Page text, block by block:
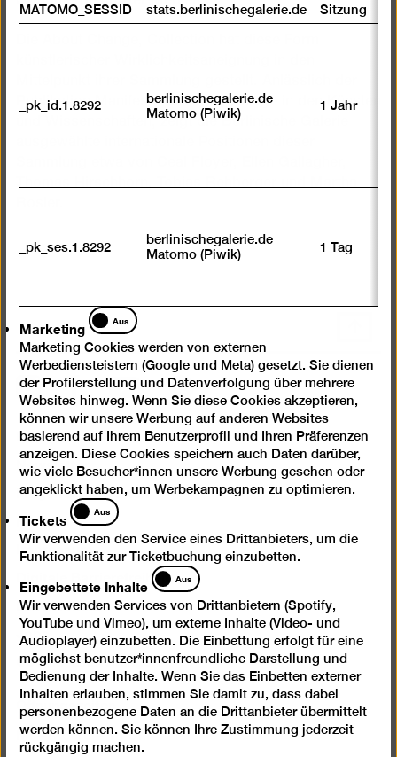
Publikation Manifesto Collage: Collage in den Künsten
und Wissenschaften, zeigt die Berlinische Galerie
InstagramFacebookYouTube Spotify
Presse
Newsletter
Fragen & Antworten
Kontakt
Impressum
Digitale Barrierefreiheit
Datenschutz
Jobs
Cookie-Einstellungen
Öffnungszeiten
Mi – Mo 10 – 18 Uhr
MATOMO_SESSID stats.berlinischegalerie.de Sitzung
_pk_id.1.8292
berlinischegalerie.de
Matomo (Piwik)
1 Jahr
_pk_ses.1.8292
berlinischegalerie.de
Matomo (Piwik)
1 Tag
Marketing
Marketing
Aus
Marketing Cookies werden von externen
Werbediensteistern (Google und Meta) gesetzt. Sie dienen
der Profilerstellung und Datenverfolgung über mehrere
Websites hinweg. Wenn Sie diese Cookies akzeptieren,
können wir unsere Werbung auf anderen Websites
basierend auf Ihrem Benutzerprofil und Ihren Präferenzen
anzeigen. Diese Cookies speichern auch Daten darüber,
wie viele Besucher*innen unsere Werbung gesehen oder
angeklickt haben, um Werbekampagnen zu optimieren.
Tickets
Tickets
Aus
Wir verwenden den Service eines Drittanbieters, um die
Funktionalität zur Ticketbuchung einzubetten.
Eingebettete Inhalte
Eingebettete
Inhalte
Aus
Wir verwenden Services von Drittanbietern (Spotify,
YouTube und Vimeo), um externe Inhalte (Video- und
Audioplayer) einzubetten. Die Einbettung erfolgt für eine
möglichst benutzer*innenfreundliche Darstellung und
Bedienung der Inhalte. Wenn Sie das Einbetten externer
Inhalten erlauben, stimmen Sie damit zu, dass dabei
personenbezogene Daten an die Drittanbieter übermittelt
werden können. Sie können Ihre Zustimmung jederzeit
rückgängig machen.